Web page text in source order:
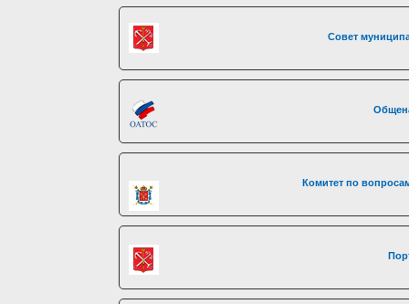
Совет
Комитет по